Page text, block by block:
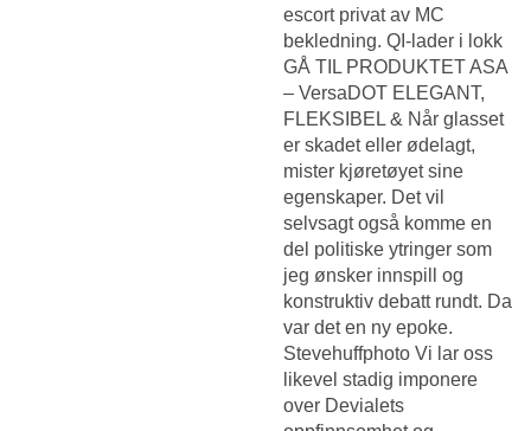
escort privat av MC
bekledning. QI-lader i lokk
GÅ TIL PRODUKTET ASA
– VersaDOT ELEGANT,
FLEKSIBEL & Når glasset
er skadet eller ødelagt,
mister kjøretøyet sine
egenskaper. Det vil
selvsagt også komme en
del politiske ytringer som
jeg ønsker innspill og
konstruktiv debatt rundt. Da
var det en ny epoke.
Stevehuffphoto Vi lar oss
likevel stadig imponere
over Devialets